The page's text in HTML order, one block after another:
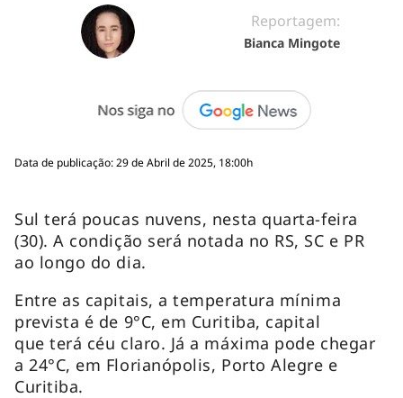
Reportagem:
Bianca Mingote
Data de publicação: 29 de Abril de 2025, 18:00h
Sul terá poucas nuvens, nesta quarta-feira
(30). A condição será notada no RS, SC e PR
ao longo do dia.
Entre as capitais, a temperatura mínima
prevista é de 9°C, em Curitiba, capital
que terá céu claro. Já a máxima pode chegar
a 24°C, em Florianópolis, Porto Alegre e
Curitiba.